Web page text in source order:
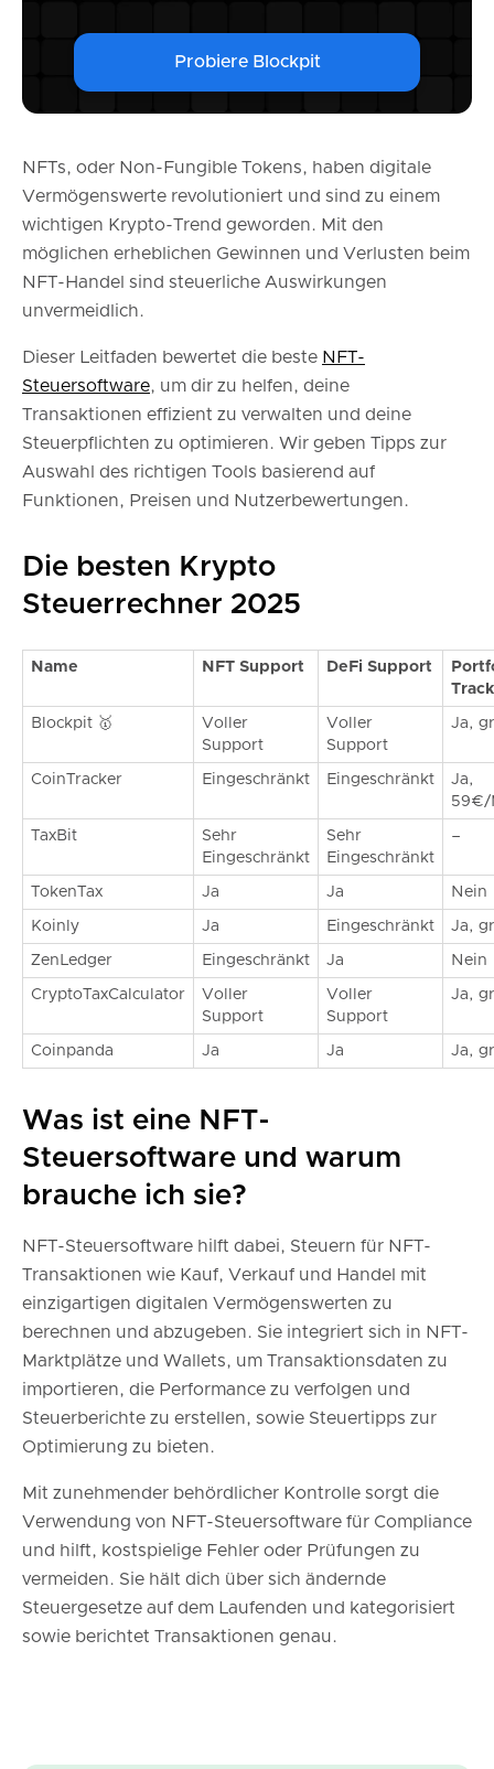
Benötigst du zusätzliche Hilfe?
Häufige Fragen zur Krypto-Steuersoftware
Probiere Blockpit
NFTs, oder Non-Fungible Tokens, haben digitale
Vermögenswerte revolutioniert und sind zu einem
wichtigen Krypto-Trend geworden. Mit den
möglichen erheblichen Gewinnen und Verlusten beim
NFT-Handel sind steuerliche Auswirkungen
unvermeidlich.
Dieser Leitfaden bewertet die beste NFT-
Steuersoftware, um dir zu helfen, deine
Transaktionen effizient zu verwalten und deine
Steuerpflichten zu optimieren. Wir geben Tipps zur
Auswahl des richtigen Tools basierend auf
Funktionen, Preisen und Nutzerbewertungen.
Die besten Krypto
Steuerrechner 2025
Name NFT Support DeFi Support
Blockpit 🥇
Voller
Support
Voller
Support
Ja,
CoinTracker Eingeschränkt Eingeschränkt
Ja,
59€/
TaxBit
Sehr
Eingeschränkt
Sehr
Eingeschränkt
–
TokenTax Ja Ja Nein
Koinly Ja Eingeschränkt Ja,
ZenLedger Eingeschränkt Ja Nein
CryptoTaxCalculator
Voller
Support
Voller
Support
Ja,
Coinpanda Ja Ja Ja,
Was ist eine NFT-
Steuersoftware und warum
brauche ich sie?
NFT-Steuersoftware hilft dabei, Steuern für NFT-
Transaktionen wie Kauf, Verkauf und Handel mit
einzigartigen digitalen Vermögenswerten zu
berechnen und abzugeben. Sie integriert sich in NFT-
Marktplätze und Wallets, um Transaktionsdaten zu
importieren, die Performance zu verfolgen und
Steuerberichte zu erstellen, sowie Steuertipps zur
Optimierung zu bieten.
Mit zunehmender behördlicher Kontrolle sorgt die
Verwendung von NFT-Steuersoftware für Compliance
und hilft, kostspielige Fehler oder Prüfungen zu
vermeiden. Sie hält dich über sich ändernde
Steuergesetze auf dem Laufenden und kategorisiert
sowie berichtet Transaktionen genau.